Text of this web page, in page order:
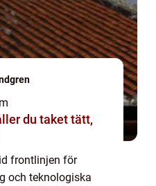
frontlinjen för
och teknologiska